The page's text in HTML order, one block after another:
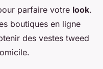
parfaire votre look.
boutiques en ligne
des vestes tweed